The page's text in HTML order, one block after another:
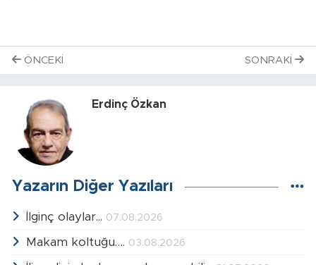
ÖNCEKI SONRAKI
Erdinç Özkan
Yazarın Diğer Yazıları
İlginç olaylar... 07.08.2026
Makam koltuğu…. 03.08.2026